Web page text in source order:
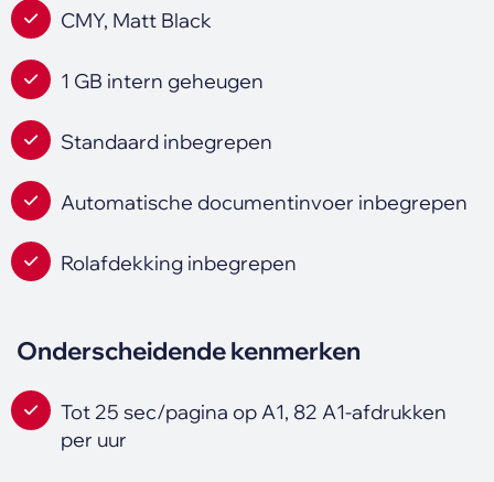
CMY, Matt Black
1 GB intern geheugen
Standaard inbegrepen
Automatische documentinvoer inbegrepen
Rolafdekking inbegrepen
Onderscheidende kenmerken
Tot 25 sec/pagina op A1, 82 A1-afdrukken
per uur